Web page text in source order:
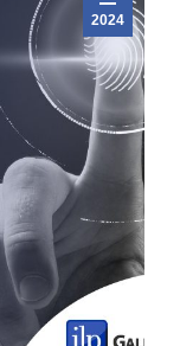
2024